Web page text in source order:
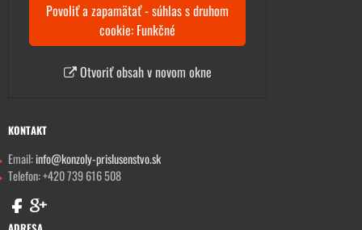
Povoliť a zapamätať - súhlas s druhom
cookie: Funkčné
Otvoriť obsah v novom okne
KONTAKT
Email:info@konzoly-prislusenstvo.sk
Telefon: +420 739 616 508